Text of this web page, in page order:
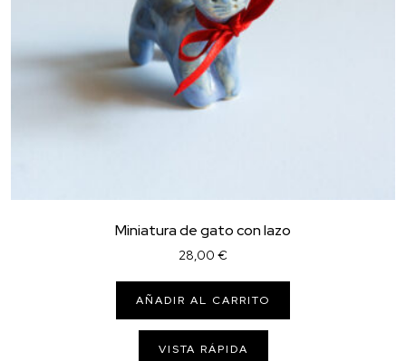
Miniatura de gato con lazo
28,00 €
AÑADIR AL CARRITO
VISTA RÁPIDA